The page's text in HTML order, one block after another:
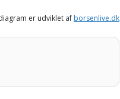
er udviklet af borsenlive.dk